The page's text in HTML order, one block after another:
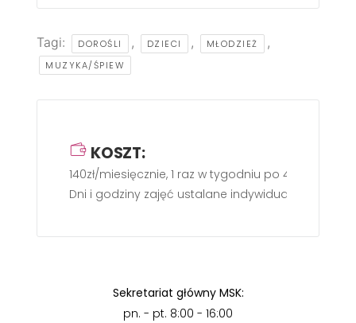
Tagi: DOROŚLI , DZIECI , MŁODZIEŻ ,
MUZYKA/ŚPIEW
KOSZT:
140zł/miesięcznie, 1 raz w tygodniu po 45 min.
Dni i godziny zajęć ustalane indywidualnie
Sekretariat główny MSK:
pn. - pt. 8:00 - 16:00